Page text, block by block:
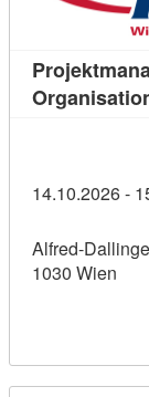
14.10.2026 -
Alfred-
1030 Wien